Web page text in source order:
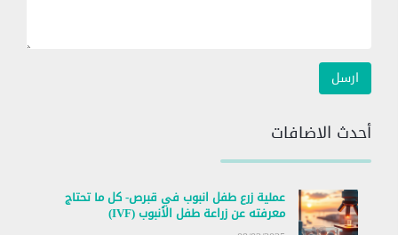
أحدث الاضافات
عملية زرع طفل انبوب في قبرص- كل ما تحتاج
معرفته عن زراعة طفل الأنبوب (IVF)